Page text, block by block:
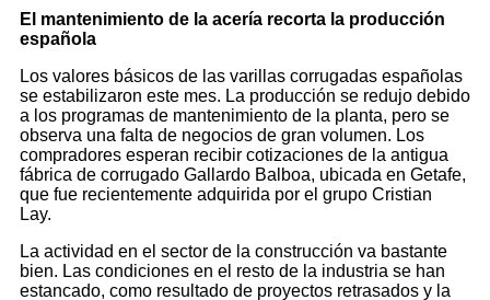
El mantenimiento de la acería recorta la producción
española
Los valores básicos de las varillas corrugadas españolas
se estabilizaron este mes. La producción se redujo debido
a los programas de mantenimiento de la planta, pero se
observa una falta de negocios de gran volumen. Los
compradores esperan recibir cotizaciones de la antigua
fábrica de corrugado Gallardo Balboa, ubicada en Getafe,
que fue recientemente adquirida por el grupo Cristian
Lay.
La actividad en el sector de la construcción va bastante
bien. Las condiciones en el resto de la industria se han
estancado, como resultado de proyectos retrasados ​​y la